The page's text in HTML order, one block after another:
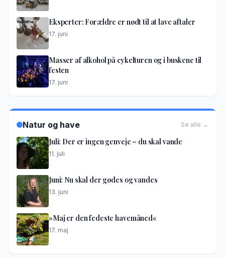
Eksperter: Forældre er nødt til at lave aftaler
17. juni
Masser af alkohol på cykelturen og i buskene til
festen
17. juni
Natur og have Se alle →
Juli: Der er ingen genveje – du skal vande
11. juli
Juni: Nu skal der gødes og vandes
13. juni
»Maj er den fedeste havemåned«
17. maj